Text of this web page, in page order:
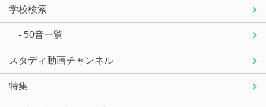
学校検索
- 50音一覧
スタディ動画チャンネル
特集